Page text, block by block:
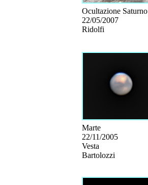
Ocultazione Saturno
22/05/2007
Ridolfi
Marte
22/11/2005
Vesta
Bartolozzi